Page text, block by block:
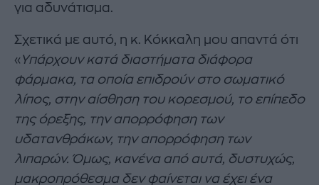
για αδυνάτισμα.
Σχετικά με αυτό, η κ. Κόκκαλη μου απαντά ότι
«Υπάρχουν κατά διαστήματα διάφορα
φάρμακα, τα οποία επιδρούν στο σωματικό
λίπος, στην αίσθηση του κορεσμού, το επίπεδο
της όρεξης, την απορρόφηση των
υδατανθράκων, την απορρόφηση των
λιπαρών. Όμως, κανένα από αυτά, δυστυχώς,
μακροπρόθεσμα δεν φαίνεται να έχει ένα